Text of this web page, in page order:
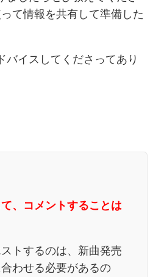
て情報を共有して準備した
バイスしてくださってあり
、コメントすることは
トするのは、新曲発売
わせる必要があるの